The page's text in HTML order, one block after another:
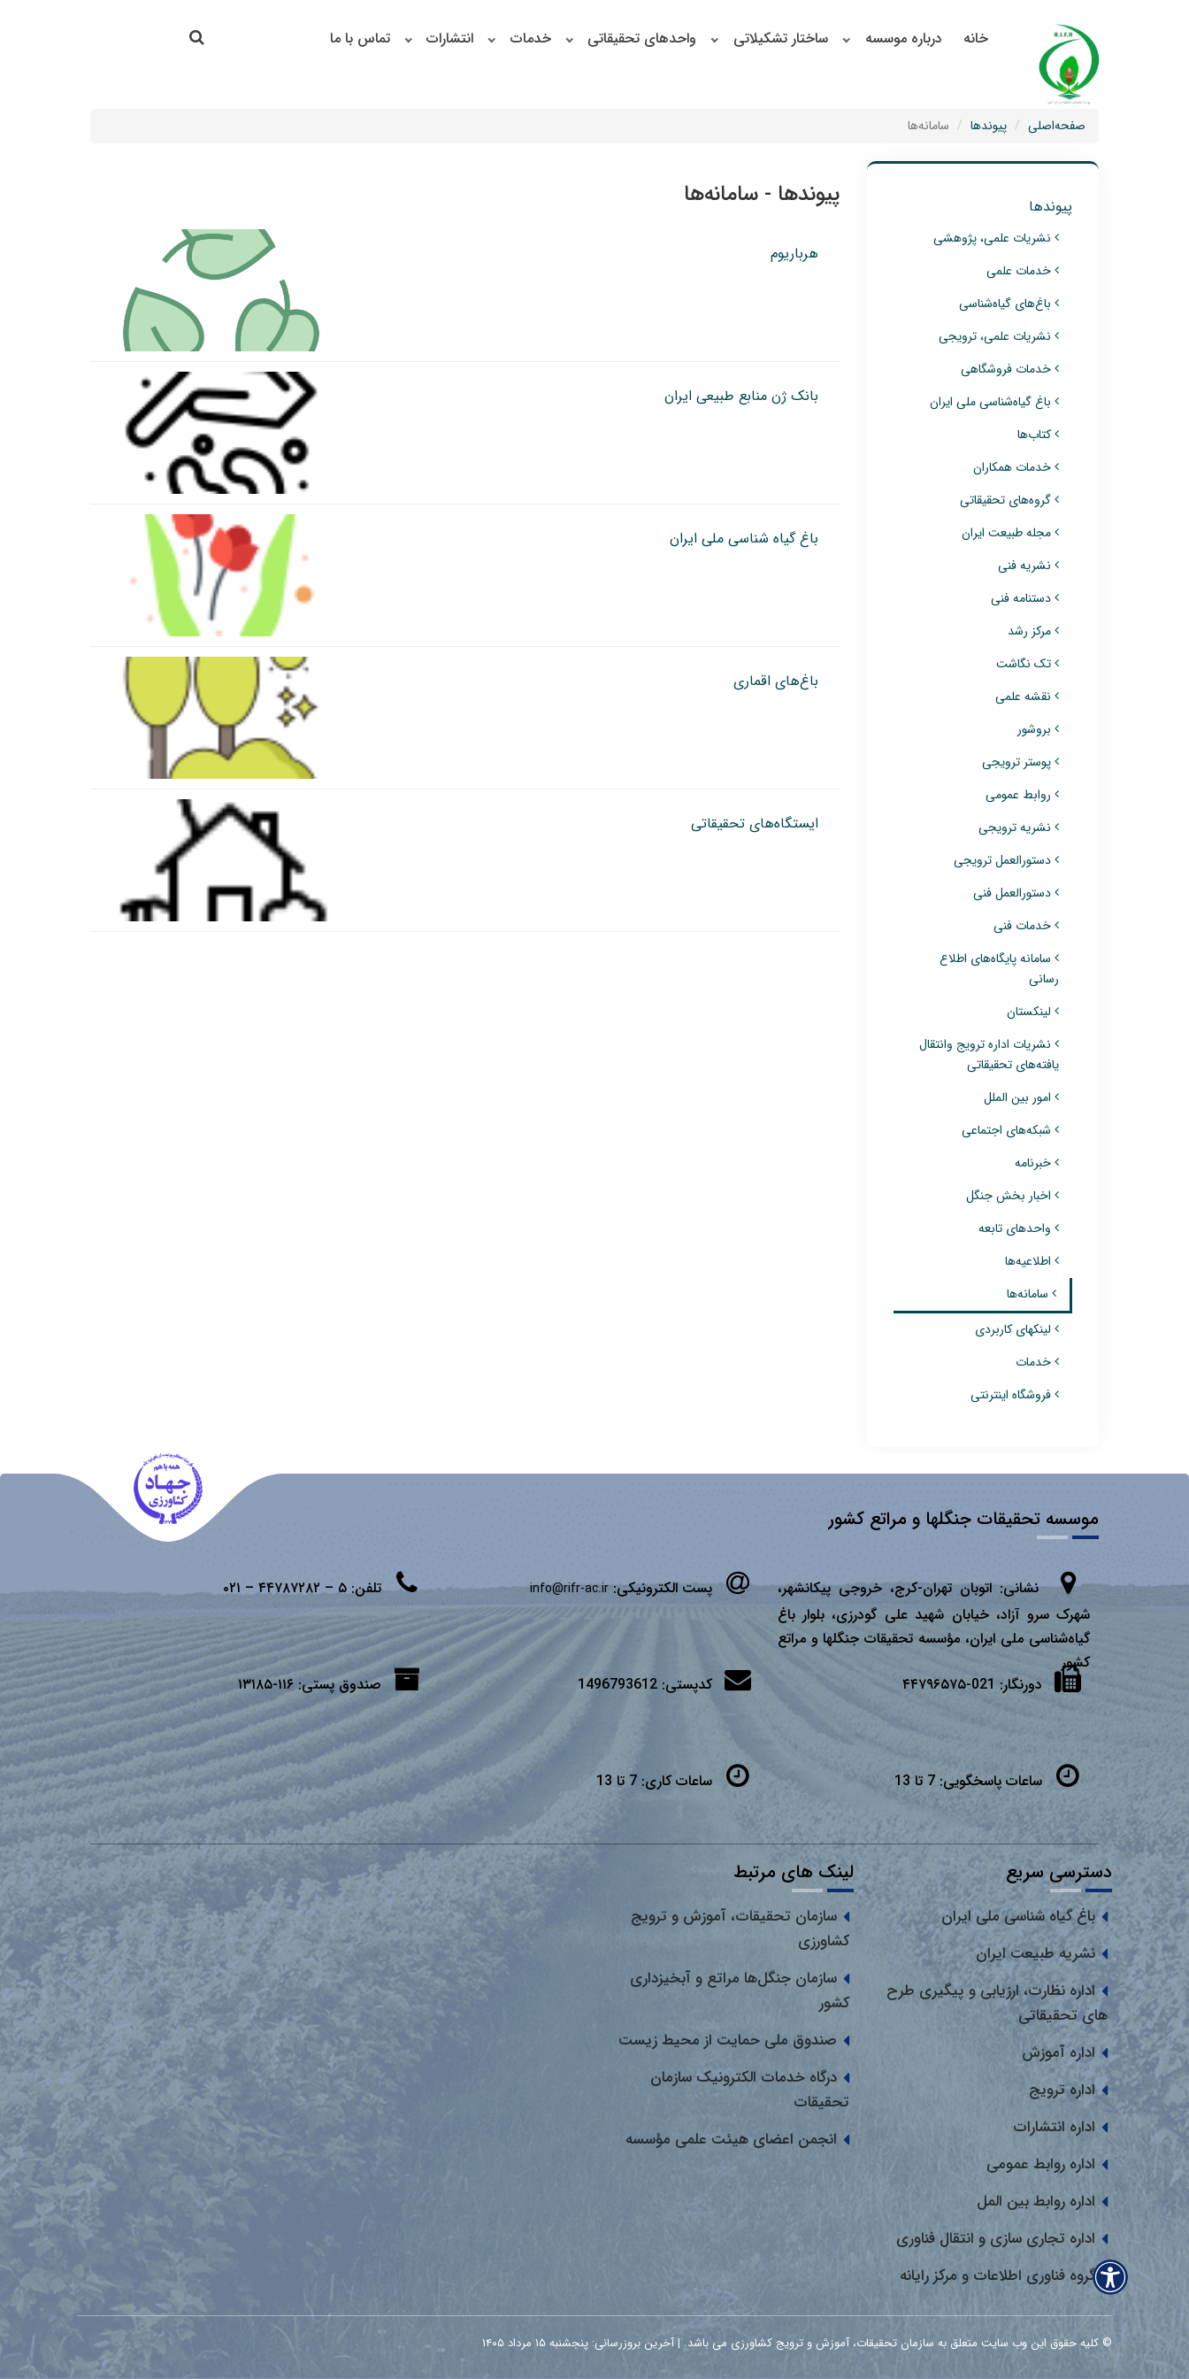
خانه درباره موسسه ساختار تشکیلاتی واحدهای تحقیقاتی خدمات انتشارات تماس با ما جستجو
صفحه‌اصلی پیوندها سامانه‌ها
پیوندها - سامانه‌ها
هرباریوم
بانک ژن منابع طبیعی ایران
باغ گیاه شناسی ملی ایران
باغ‌های اقماری
ایستگاه‌های تحقیقاتی
پیوندها
نشریات علمی، پژوهشی
خدمات علمی
باغ‌های گیاه‌شناسی
نشریات علمی، ترویجی
خدمات فروشگاهی
باغ گیاه‌شناسی ملی ایران
کتاب‌ها
خدمات همکاران
گروه‌های تحقیقاتی
مجله طبیعت ایران
نشریه فنی
دستنامه فنی
مرکز رشد
تک نگاشت
نقشه علمی
بروشور
پوستر ترویجی
روابط عمومی
نشریه ترویجی
دستورالعمل ترویجی
دستورالعمل فنی
خدمات فنی
سامانه پایگاه‌های اطلاع
رسانی
لینکستان
نشریات اداره ترویج وانتقال
یافته‌های تحقیقاتی
امور بین الملل
شبکه‌های اجتماعی
خبرنامه
اخبار بخش جنگل
واحدهای تابعه
اطلاعیه‌ها
سامانه‌ها
لینکهای کاربردی
خدمات
فروشگاه اینترنتی
موسسه تحقیقات جنگلها و مراتع کشور
نشانی:اتوبان تهران­-كرج، خروجی پیكانشهر،
شهرک سرو آزاد، خیابان شهید علی گودرزی، بلوار باغ
گیاه‌شناسی ملی ایران، مؤسسه تحقیقات جنگلها و مراتع
كشور
پست الکترونیکی:info@rifr-ac.ir تلفن:۵ – ۴۴۷۸۷۲۸۲ – ۰۲۱
دورنگار: 021-۴۴۷۹۶۵۷۵ کدپستی:1496793612 صندوق پستی:۱۱۶-۱۳۱۸۵
ساعات پاسخگویی: 7 تا 13 ساعات کاری:7 تا 13
دسترسی سریع
باغ گیاه شناسی ملی ایران
نشریه طبیعت ایران
اداره نظارت، ارزیابی و پیگیری طرح
های تحقیقاتی
اداره آموزش
اداره ترویج
اداره انتشارات
اداره روابط عمومی
اداره روابط بین المل
اداره تجاری سازی و انتقال فناوری
گروه فناوری اطلاعات و مرکز رایانه
لینک های مرتبط
سازمان تحقیقات، آموزش و ترویج
کشاورزی
سازمان جنگل‌ها مراتع و آبخیزداری
کشور
صندوق ملی حمایت از محیط زیست
درگاه خدمات الکترونیک سازمان
تحقیقات
انجمن اعضای هیئت علمی مؤسسه
© کلیه حقوق این وب سایت متعلق به سازمان تحقیقات، آموزش و ترویج کشاورزی می باشد. | آخرین بروزرسانی: پنجشنبه ۱۵ مرداد ۱۴۰۵